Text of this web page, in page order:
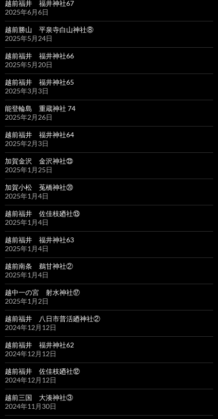
越前福井 福井神社67
2025年6月6日
越前勝山 平泉寺白山神社⑧
2025年5月24日
越前福井 福井神社66
2025年5月20日
越前福井 福井神社65
2025年3月3日
能登輪島 重蔵神社 74
2025年2月26日
越前福井 福井神社64
2025年2月3日
加賀金沢 金沢神社㉓
2025年1月25日
加賀小松 菟橋神社⑳
2025年1月4日
越前福井 佐佳枝廼社⑬
2025年1月4日
越前福井 福井神社63
2025年1月4日
越前南条 鵜甘神社②
2025年1月4日
越中一の宮 射水神社⑰
2025年1月2日
越前福井 八日市普活廼神社②
2024年12月12日
越前福井 福井神社62
2024年12月12日
越前福井 佐佳枝廼社⑫
2024年12月12日
越前三国 大湊神社③
2024年11月30日